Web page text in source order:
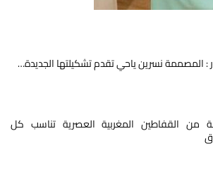
: المصممة نسرين ياحي تقدم تشكيلتها الجديدة…
من القفاطين المغربية العصرية تناسب كل